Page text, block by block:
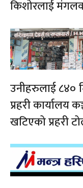
किशोरलाई
उनीहरुलाई ८४०
प्रहरी कार्यालय
खटिएको प्रहरी